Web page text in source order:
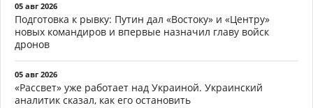
05 авг 2026
Подготовка к рывку: Путин дал «Востоку» и «Центру»
новых командиров и впервые назначил главу войск
дронов
05 авг 2026
«Рассвет» уже работает над Украиной. Украинский
аналитик сказал, как его остановить